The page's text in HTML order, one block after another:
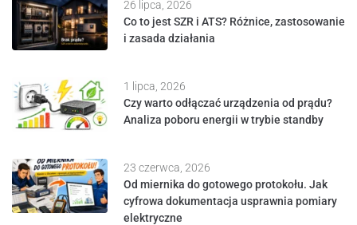
26 lipca, 2026
Co to jest SZR i ATS? Różnice, zastosowanie
i zasada działania
1 lipca, 2026
Czy warto odłączać urządzenia od prądu?
Analiza poboru energii w trybie standby
23 czerwca, 2026
Od miernika do gotowego protokołu. Jak
cyfrowa dokumentacja usprawnia pomiary
elektryczne